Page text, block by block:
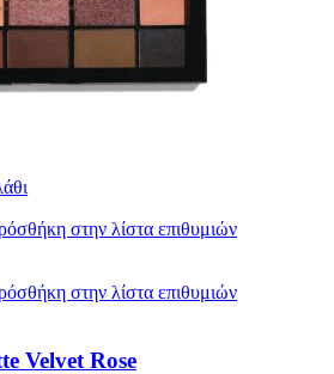
στην λίστα επιθυμιών
στην λίστα επιθυμιών
Velvet Rose